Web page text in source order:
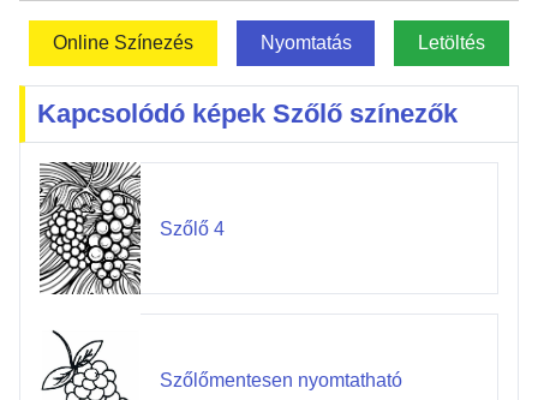
Online Színezés Nyomtatás Letöltés
Kapcsolódó képek Szőlő színezők
Szőlő 4
Szőlőmentesen nyomtatható